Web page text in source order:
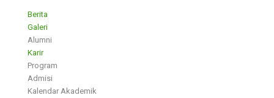
Berita
Galeri
Alumni
Karir
Program
Admisi
Kalendar Akademik